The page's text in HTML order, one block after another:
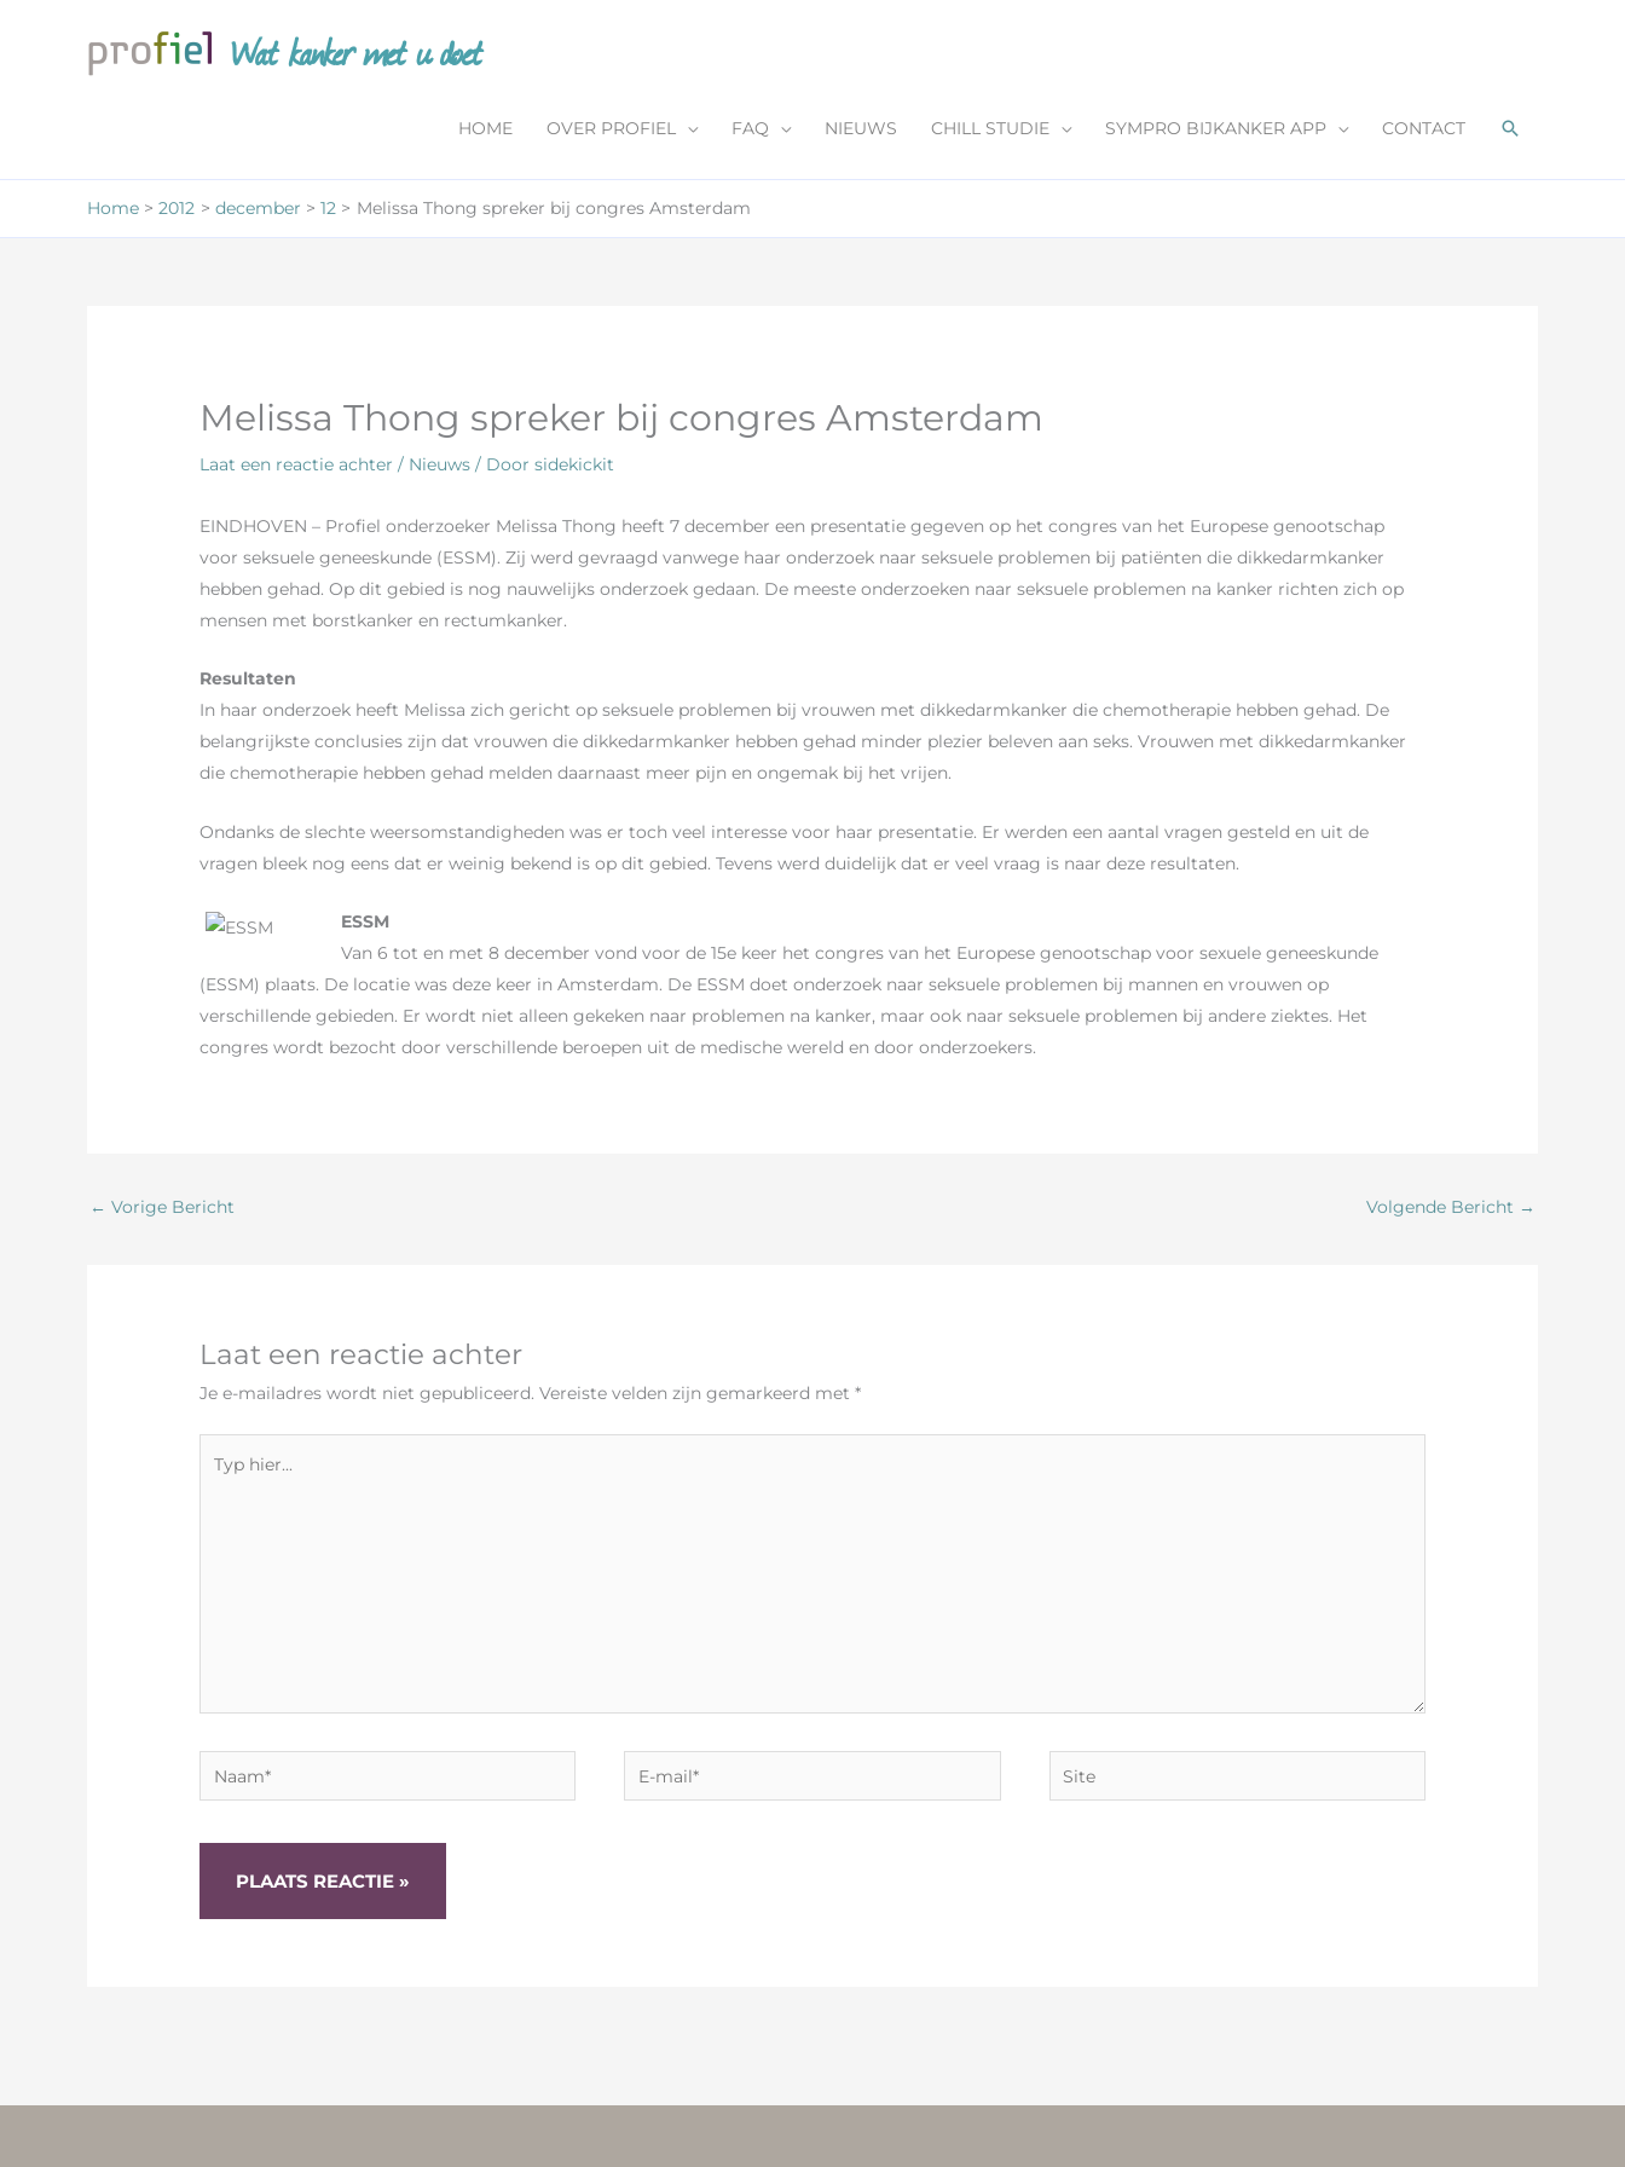
Wat kanker met u doet
HOME OVER PROFIEL FAQ NIEUWS CHILL STUDIE SYMPRO BIJKANKER APP CONTACT Zoeken
Home 2012 december 12 Melissa Thong spreker bij congres Amsterdam
Melissa Thong spreker bij congres Amsterdam
Laat een reactie achter / Nieuws / Doorsidekickit
EINDHOVEN – Profiel onderzoeker Melissa Thong heeft 7 december een presentatie gegeven op het congres van het Europese genootschap
voor seksuele geneeskunde (ESSM). Zij werd gevraagd vanwege haar onderzoek naar seksuele problemen bij patiënten die dikkedarmkanker
hebben gehad. Op dit gebied is nog nauwelijks onderzoek gedaan. De meeste onderzoeken naar seksuele problemen na kanker richten zich op
mensen met borstkanker en rectumkanker.
Resultaten
In haar onderzoek heeft Melissa zich gericht op seksuele problemen bij vrouwen met dikkedarmkanker die chemotherapie hebben gehad. De
belangrijkste conclusies zijn dat vrouwen die dikkedarmkanker hebben gehad minder plezier beleven aan seks. Vrouwen met dikkedarmkanker
die chemotherapie hebben gehad melden daarnaast meer pijn en ongemak bij het vrijen.
Ondanks de slechte weersomstandigheden was er toch veel interesse voor haar presentatie. Er werden een aantal vragen gesteld en uit de
vragen bleek nog eens dat er weinig bekend is op dit gebied. Tevens werd duidelijk dat er veel vraag is naar deze resultaten.
ESSM
Van 6 tot en met 8 december vond voor de 15e keer het congres van het Europese genootschap voor sexuele geneeskunde
(ESSM) plaats. De locatie was deze keer in Amsterdam. De ESSM doet onderzoek naar seksuele problemen bij mannen en vrouwen op
verschillende gebieden. Er wordt niet alleen gekeken naar problemen na kanker, maar ook naar seksuele problemen bij andere ziektes. Het
congres wordt bezocht door verschillende beroepen uit de medische wereld en door onderzoekers.
← Vorige Bericht Volgende Bericht →
Laat een reactie achter
Je e-mailadres wordt niet gepubliceerd. Vereiste velden zijn gemarkeerd met*
hier...
Naam*
E-
mail*
Site